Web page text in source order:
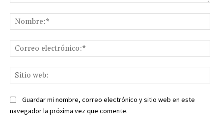
Guardar mi nombre, correo electrónico y sitio web en este
navegador la próxima vez que comente.